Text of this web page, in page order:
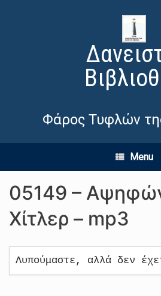
Φάρος Τυφλών
Menu
05149 –
Χίτλερ – mp3
Λυπούμαστε, αλλά δεν